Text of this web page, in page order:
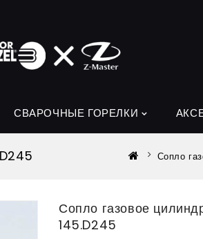
СВАРОЧНЫЕ ГОРЕЛКИ
Сопло
Сопло газовое
145.D245